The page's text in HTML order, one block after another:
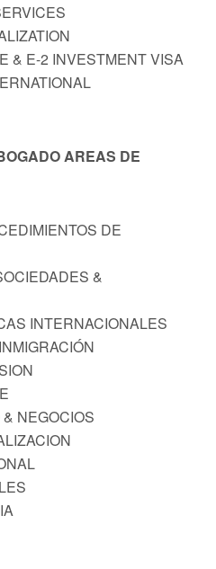
& E-2 INVESTMENT VISA
AREAS DE
DE
&
INTERNACIONALES
NEGOCIOS